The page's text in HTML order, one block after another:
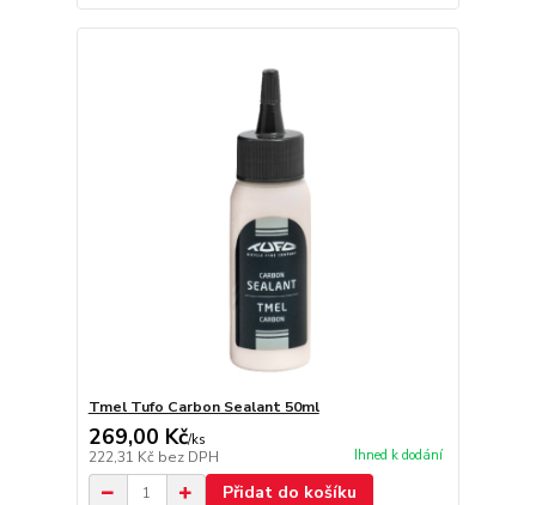
Tmel Tufo Carbon Sealant 50ml
269,00 Kč/ks
222,31 Kč bez DPH Ihned k dodání
Přidat do košíku